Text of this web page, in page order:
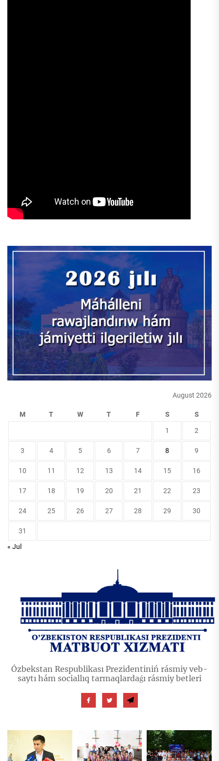
August 2026
M T W T F S S
1 2
3 4 5 6 7 8 9
10 11 12 13 14 15 16
17 18 19 20 21 22 23
24 25 26 27 28 29 30
31
« Jul
Ózbekstan Respublikası Prezidentiniń rásmiy veb-
saytı hám sociallıq tarmaqlardaǵı rásmiy betleri